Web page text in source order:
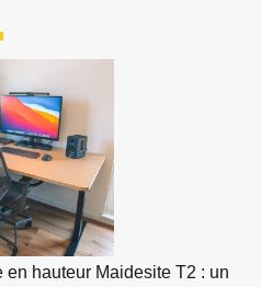
en hauteur Maidesite T2 : un